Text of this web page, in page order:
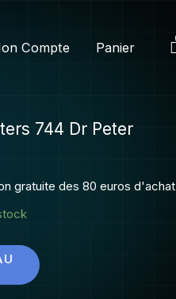
Compte Panier
744 Dr Peter
gratuite des 80 euros d'achat
Dr